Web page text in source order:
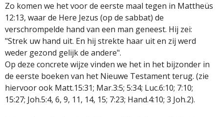
Zo komen we het voor de eerste maal tegen in Mattheüs
12:13, waar de Here Jezus (op de sabbat) de
verschrompelde hand van een man geneest. Hij zei:
"Strek uw hand uit. En hij strekte haar uit en zij werd
weder gezond gelijk de andere".
Op deze concrete wijze vinden we het in het bijzonder in
de eerste boeken van het Nieuwe Testament terug. (zie
hiervoor ook Matt.15:31; Mar.3:5; 5:34; Luc.6:10; 7:10;
15:27; Joh.5:4, 6, 9, 11, 14, 15; 7:23; Hand.4:10; 3 Joh.2).